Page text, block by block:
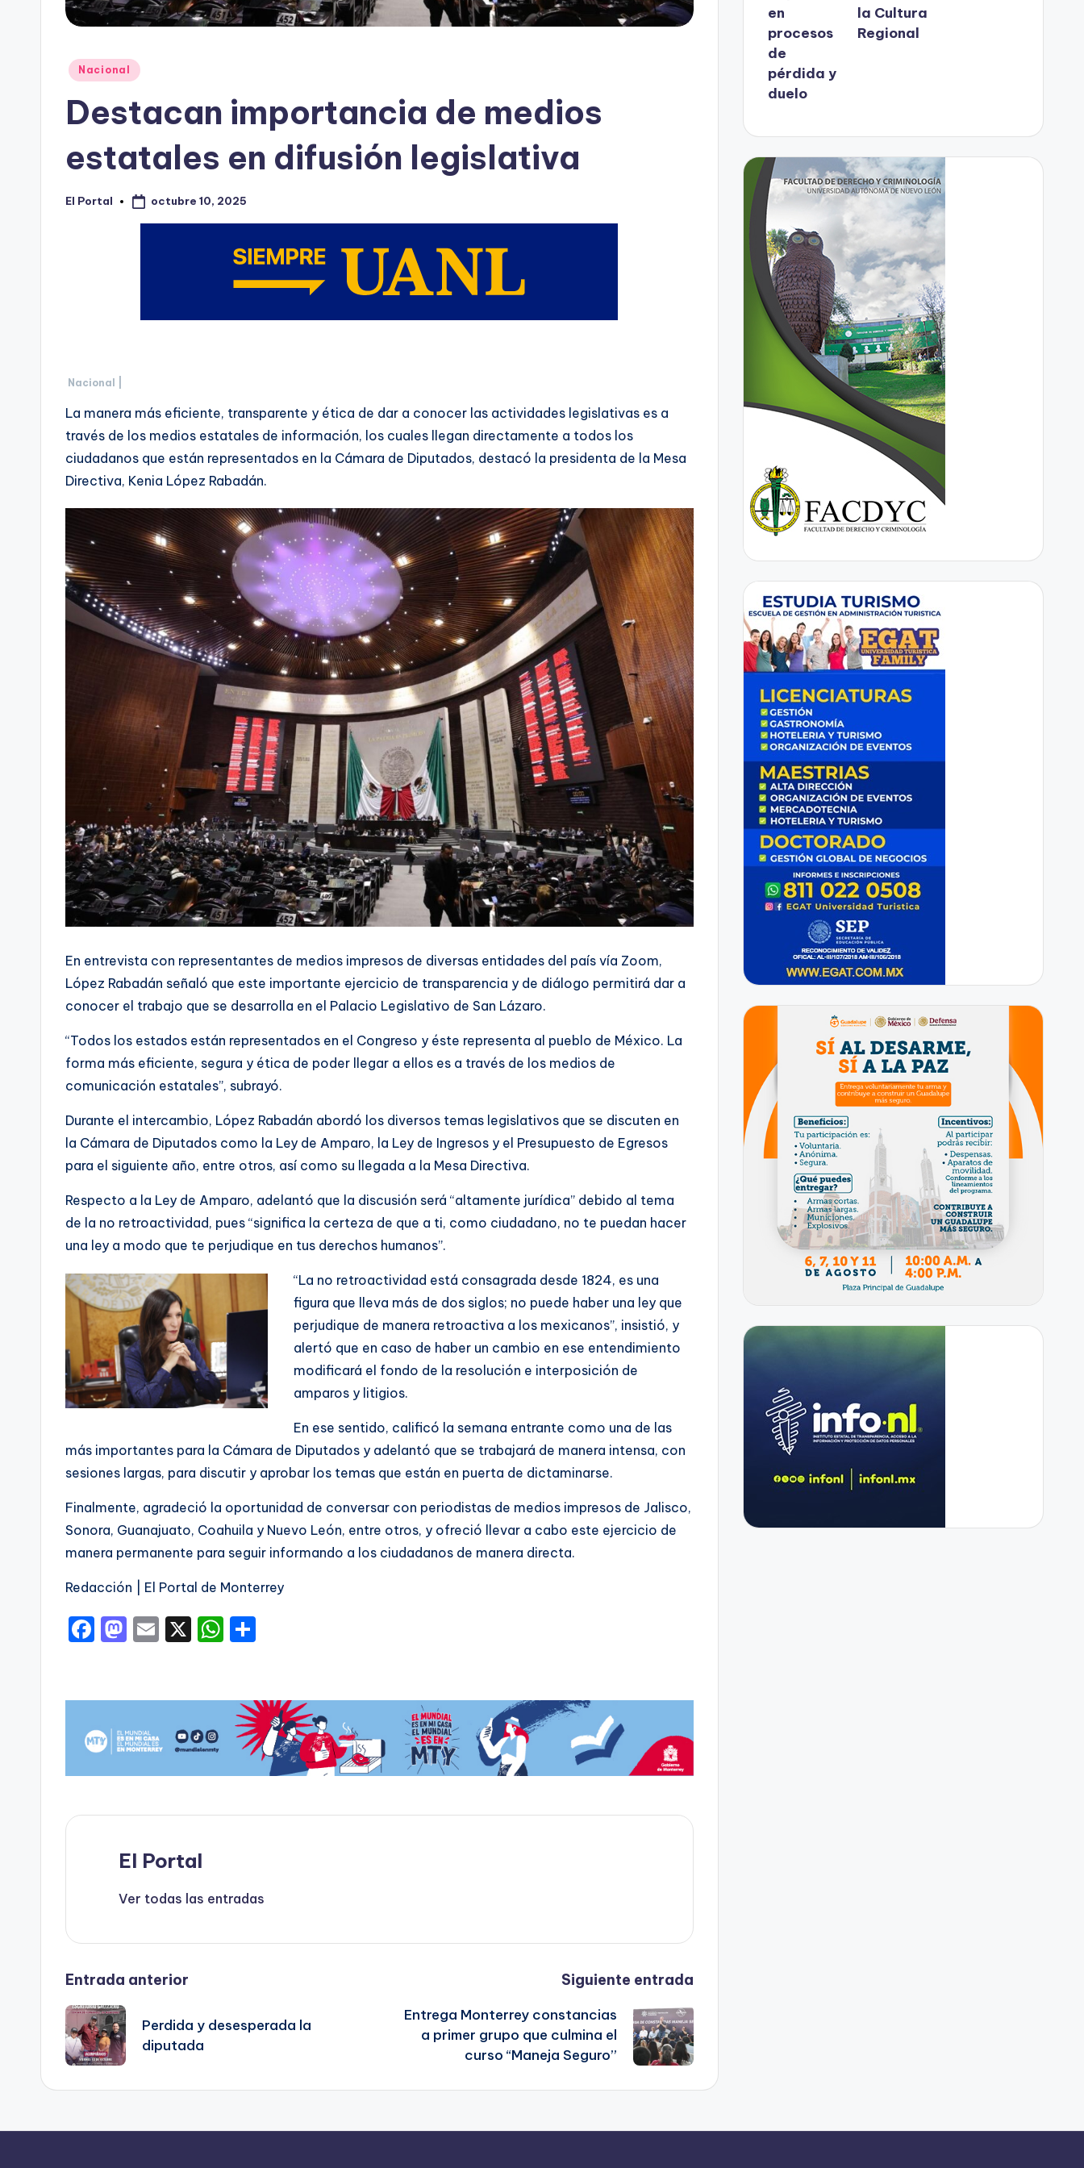
Publicado
Nacional
Destacan importancia de medios
estatales en difusión legislativa
Publicado
El Portal octubre 10, 2025
Nacional |
La manera más eficiente, transparente y ética de dar a conocer las actividades legislativas es a
través de los medios estatales de información, los cuales llegan directamente a todos los
ciudadanos que están representados en la Cámara de Diputados, destacó la presidenta de la Mesa
Directiva, Kenia López Rabadán.
En entrevista con representantes de medios impresos de diversas entidades del país vía Zoom,
López Rabadán señaló que este importante ejercicio de transparencia y de diálogo permitirá dar a
conocer el trabajo que se desarrolla en el Palacio Legislativo de San Lázaro.
“Todos los estados están representados en el Congreso y éste representa al pueblo de México. La
forma más eficiente, segura y ética de poder llegar a ellos es a través de los medios de
comunicación estatales”, subrayó.
Durante el intercambio, López Rabadán abordó los diversos temas legislativos que se discuten en
la Cámara de Diputados como la Ley de Amparo, la Ley de Ingresos y el Presupuesto de Egresos
para el siguiente año, entre otros, así como su llegada a la Mesa Directiva.
Respecto a la Ley de Amparo, adelantó que la discusión será “altamente jurídica” debido al tema
de la no retroactividad, pues “significa la certeza de que a ti, como ciudadano, no te puedan hacer
una ley a modo que te perjudique en tus derechos humanos”.
“La no retroactividad está consagrada desde 1824, es una
figura que lleva más de dos siglos; no puede haber una ley que
perjudique de manera retroactiva a los mexicanos”, insistió, y
alertó que en caso de haber un cambio en ese entendimiento
modificará el fondo de la resolución e interposición de
amparos y litigios.
En ese sentido, calificó la semana entrante como una de las
más importantes para la Cámara de Diputados y adelantó que se trabajará de manera intensa, con
sesiones largas, para discutir y aprobar los temas que están en puerta de dictaminarse.
Finalmente, agradeció la oportunidad de conversar con periodistas de medios impresos de Jalisco,
Sonora, Guanajuato, Coahuila y Nuevo León, entre otros, y ofreció llevar a cabo este ejercicio de
manera permanente para seguir informando a los ciudadanos de manera directa.
Redacción | El Portal de Monterrey
F
e
b
o
o
k
M
o
d
o
n
E
l
X
W
ts
A
p
p
ar
ti
r
El Portal
Ver todas las entradas
Navegación
de
entradas
Entrada anterior
Perdida y desesperada la
diputada
Siguiente entrada
Entrega Monterrey constancias
a primer grupo que culmina el
curso “Maneja Seguro”
en
procesos
de
pérdida y
duelo
la Cultura
Regional